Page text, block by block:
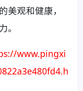
美观和健康，
。
www.pingxi